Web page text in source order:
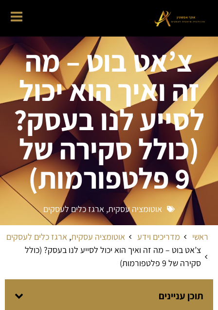
צ’אט בוט – מה
זה ואיך הוא יכול
לסייע לנו בעסק?
(כולל סקירה של
9 פלטפורמות)
אוטומציה עסקית, ארגז כלים לעסקים
ראשי מדריכים וידע אוטומציה עסקית, ארגז כלים לעסקים
צ’אט בוט – מה זה ואיך הוא יכול לסייע לנו בעסק? (כולל
סקירה של 9 פלטפורמות)
תוכן עניינים